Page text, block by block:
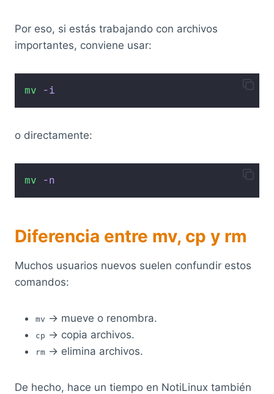
Por eso, si estás trabajando con archivos
importantes, conviene usar:
mv -i
o directamente:
mv -n
Diferencia entre mv, cp y rm
Muchos usuarios nuevos suelen confundir estos
comandos:
mv → mueve o renombra.
cp → copia archivos.
rm → elimina archivos.
De hecho, hace un tiempo en NotiLinux también